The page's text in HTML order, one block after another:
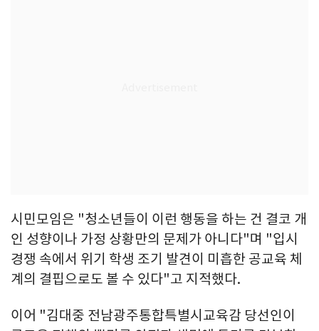
시민모임은 "청소년들이 이런 행동을 하는 건 결코 개
인 성향이나 가정 상황만의 문제가 아니다"며 "입시
경쟁 속에서 위기 학생 조기 발견이 미흡한 공교육 체
계의 결핍으로도 볼 수 있다"고 지적했다.
이어 "김대중 전남광주통합특별시교육감 당선인이